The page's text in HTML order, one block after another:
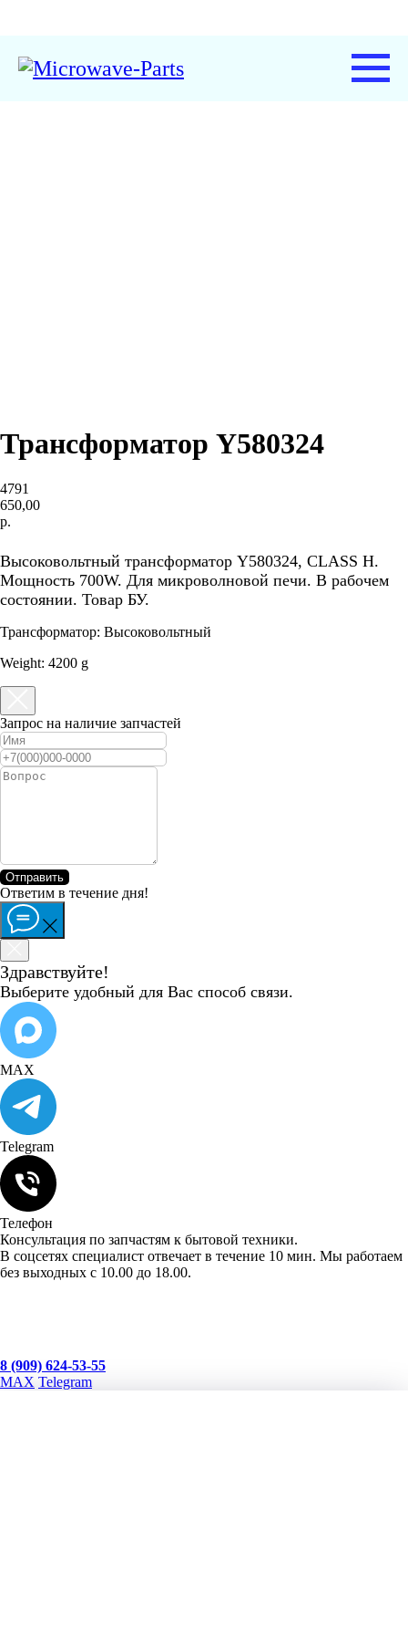
Трансформатор Y580324
4791
650,00
р.
Высоковольтный трансформатор Y580324, CLASS H.
Мощность 700W. Для микроволновой печи. В рабочем
состоянии. Товар БУ.
Трансформатор: Высоковольтный
Weight: 4200 g
Запрос на наличие запчастей
Отправить
Ответим в течение дня!
Здравствуйте!
Выберите удобный для Вас способ связи.
MAX
Telegram
Телефон
Консультация по запчастям к бытовой техники.
В соцсетях специалист отвечает в течение 10 мин. Мы работаем
без выходных с 10.00 до 18.00.
8 (909) 624-53-55
MAX Telegram